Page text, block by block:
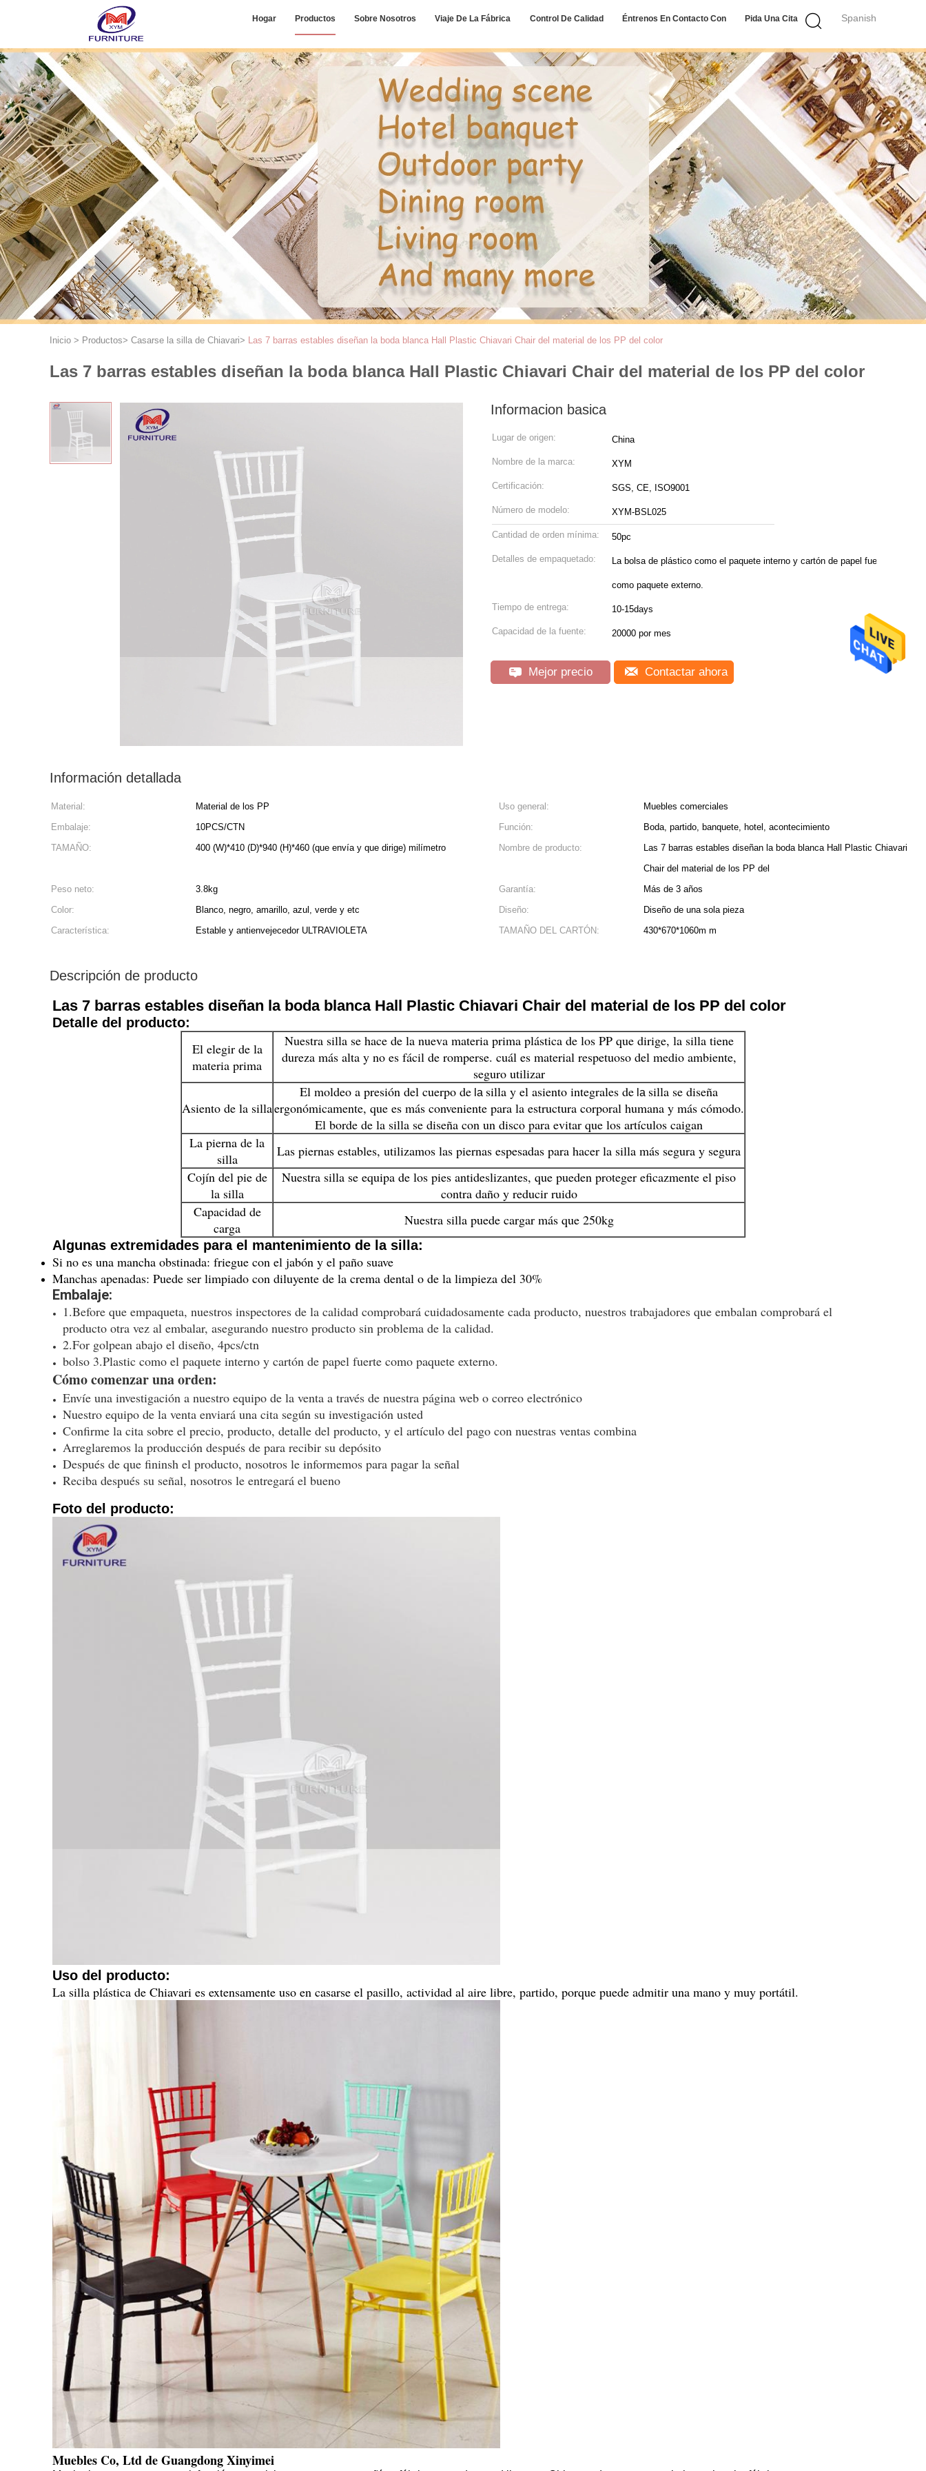
Spanish
Hogar Productos Sobre Nosotros Viaje De La Fábrica Control De Calidad Éntrenos En Contacto Con Pida Una Cita
Inicio > Productos> Casarse la silla de Chiavari> Las 7 barras estables diseñan la boda blanca Hall Plastic Chiavari Chair del material de los PP del color
Las 7 barras estables diseñan la boda blanca Hall Plastic Chiavari Chair del material de los PP del color
Informacion basica
Lugar de origen: China
Nombre de la marca: XYM
Certificación: SGS, CE, ISO9001
Número de modelo: XYM-BSL025
Cantidad de orden mínima: 50pc
Detalles de empaquetado: La bolsa de plástico como el paquete interno y cartón de papel fuerte
como paquete externo.
Tiempo de entrega: 10-15days
Capacidad de la fuente: 20000 por mes
Mejor precio Contactar ahora
Información detallada
Material: Material de los PP Uso general:
Muebles comerciales
Embalaje:
10PCS/CTN Función:
Boda, partido, banquete, hotel, acontecimiento
TAMAÑO:
400 (W)*410 (D)*940 (H)*460 (que envía y que dirige) milímetro Nombre de producto:
Las 7 barras estables diseñan la boda blanca Hall Plastic Chiavari
Chair del material de los PP del
Peso neto:
3.8kg Garantía:
Más de 3 años
Color:
Blanco, negro, amarillo, azul, verde y etc Diseño:
Diseño de una sola pieza
Característica:
Estable y antienvejecedor ULTRAVIOLETA TAMAÑO DEL CARTÓN: 430*670*1060m m
Descripción de producto
Las 7 barras estables diseñan la boda blanca Hall Plastic Chiavari Chair del material de los PP del color
Detalle del producto:
El elegir de la
materia prima
Nuestra silla se hace de la nueva materia prima plástica de los PP que dirige, la silla tiene
dureza más alta y no es fácil de romperse. cuál es material respetuoso del medio ambiente,
seguro utilizar
Asiento de la silla
El moldeo a presión del cuerpo de la silla y el asiento integrales de la silla se diseña
ergonómicamente, que es más conveniente para la estructura corporal humana y más cómodo.
El borde de la silla se diseña con un disco para evitar que los artículos caigan
La pierna de la
silla
Las piernas estables, utilizamos las piernas espesadas para hacer la silla más segura y segura
Cojín del pie de
la silla
Nuestra silla se equipa de los pies antideslizantes, que pueden proteger eficazmente el piso
contra daño y reducir ruido
Capacidad de
carga
Nuestra silla puede cargar más que 250kg
Algunas extremidades para el mantenimiento de la silla:
Si no es una mancha obstinada: friegue con el jabón y el paño suave
Manchas apenadas: Puede ser limpiado con diluyente de la crema dental o de la limpieza del 30%
Embalaje:
1.Before que empaqueta, nuestros inspectores de la calidad comprobará cuidadosamente cada producto, nuestros trabajadores que embalan comprobará el
producto otra vez al embalar, asegurando nuestro producto sin problema de la calidad.
2.For golpean abajo el diseño, 4pcs/ctn
bolso 3.Plastic como el paquete interno y cartón de papel fuerte como paquete externo.
Cómo comenzar una orden:
Envíe una investigación a nuestro equipo de la venta a través de nuestra página web o correo electrónico
Nuestro equipo de la venta enviará una cita según su investigación usted
Confirme la cita sobre el precio, producto, detalle del producto, y el artículo del pago con nuestras ventas combina
Arreglaremos la producción después de para recibir su depósito
Después de que fininsh el producto, nosotros le informemos para pagar la señal
Reciba después su señal, nosotros le entregará el bueno
Foto del producto:
Uso del producto:
La silla plástica de Chiavari es extensamente uso en casarse el pasillo, actividad al aire libre, partido, porque puede admitir una mano y muy portátil.
Muebles Co, Ltd de Guangdong Xinyimei